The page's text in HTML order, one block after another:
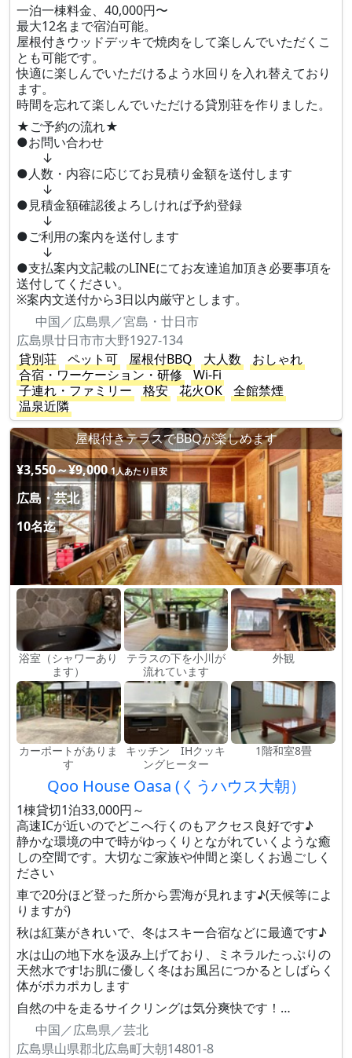
一泊一棟料金、40,000円〜
最大12名まで宿泊可能。
屋根付きウッドデッキで焼肉をして楽しんでいただくこ
とも可能です。
快適に楽しんでいただけるよう水回りを入れ替えており
ます。
時間を忘れて楽しんでいただける貸別荘を作りました。
★ご予約の流れ★
●お問い合わせ
↓
●人数・内容に応じてお見積り金額を送付します
↓
●見積金額確認後よろしければ予約登録
↓
●ご利用の案内を送付します
↓
●支払案内文記載のLINEにてお友達追加頂き必要事項を
送付してください。
※案内文送付から3日以内厳守とします。
中国／広島県／宮島・廿日市
広島県廿日市市大野1927-134
貸別荘
ペット可 屋根付BBQ 大人数
おしゃれ
合宿・ワーケーション・研修
Wi-Fi
子連れ・ファミリー
格安 花火OK
全館禁煙
温泉近隣
屋根付きテラスでBBQが楽しめます
¥3,550～¥9,000 1人あたり目安
広島・芸北
10名迄
浴室（シャワーあり
ます）
テラスの下を小川が
流れています
外観
カーポートがありま
す
キッチン IHクッキ
ングヒーター
1階和室8畳
Qoo House Oasa (くうハウス大朝）
1棟貸切1泊33,000円～
高速ICが近いのでどこへ行くのもアクセス良好です♪
静かな環境の中で時がゆっくりとながれていくような癒
しの空間です。大切なご家族や仲間と楽しくお過ごしく
ださい
車で20分ほど登った所から雲海が見れます♪(天候等によ
りますが)
秋は紅葉がきれいで、冬はスキー合宿などに最適です♪
水は山の地下水を汲み上げており、ミネラルたっぷりの
天然水です!お肌に優しく冬はお風呂につかるとしばらく
体がポカポカします
自然の中を走るサイクリングは気分爽快です！…
中国／広島県／芸北
広島県山県郡北広島町大朝14801-8